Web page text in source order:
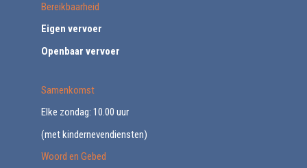
Bereikbaarheid
Eigen vervoer
Openbaar vervoer
Samenkomst
Elke zondag: 10.00 uur
(met kindernevendiensten)
Woord en Gebed